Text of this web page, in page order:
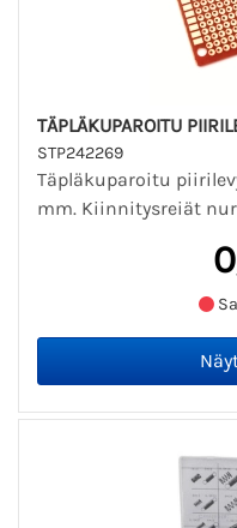
TÄPLÄKUPAROITU
STP242269
Täpläkuparoitu
mm. Kiinnitysreiät